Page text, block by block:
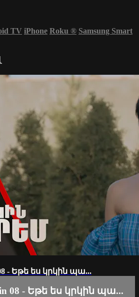
TV iPhone Roku ® Samsung Smart
- Եթե ես կրկին պա...
08 - Եթե ես կրկին պա...